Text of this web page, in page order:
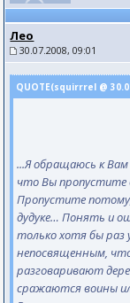
Лео
30.07.2008, 09:01
QUOTE(squirrrel @
...Я обращаюсь к
что Вы пропустите
Пропустите
дудуке… Понять и
только хотя бы раз
непосвященным,
разговаривают
сражаются воины